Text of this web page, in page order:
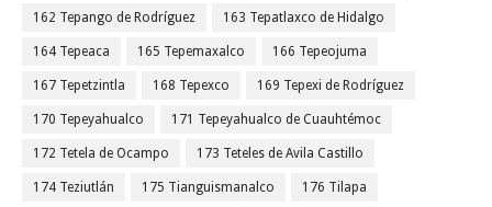
162 Tepango de Rodríguez 163 Tepatlaxco de Hidalgo
164 Tepeaca 165 Tepemaxalco 166 Tepeojuma
167 Tepetzintla 168 Tepexco 169 Tepexi de Rodríguez
170 Tepeyahualco 171 Tepeyahualco de Cuauhtémoc
172 Tetela de Ocampo 173 Teteles de Avila Castillo
174 Teziutlán 175 Tianguismanalco 176 Tilapa